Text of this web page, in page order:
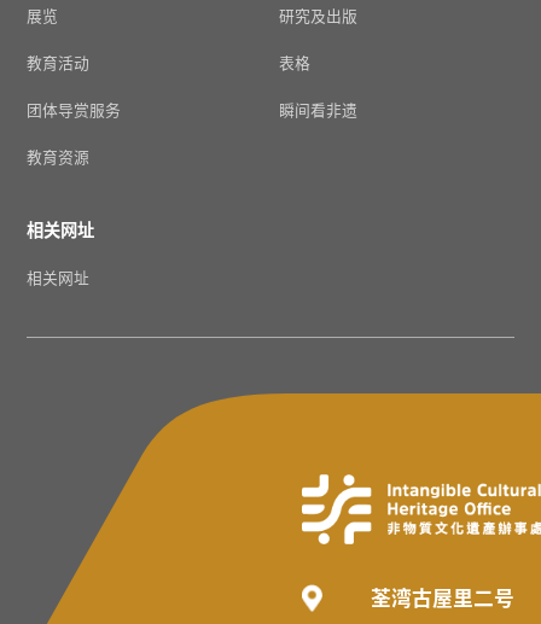
展览
教育活动
团体导赏服务
教育资源
研究及出版
表格
瞬间看非遗
相关网址
相关网址
荃湾古屋里二号